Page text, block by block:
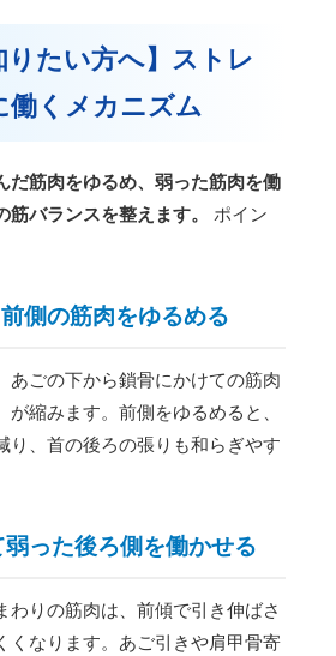
りたい方へ】ストレ
働くメカニズム
だ筋肉をゆるめ、弱った筋肉を働
バランスを整えます。
ポイン
側の筋肉をゆるめる
あごの下から鎖骨にかけての筋肉
が縮みます。前側をゆるめると、
り、首の後ろの張りも和らぎやす
った後ろ側を働かせる
わりの筋肉は、前傾で引き伸ばさ
くなります。あご引きや肩甲骨寄